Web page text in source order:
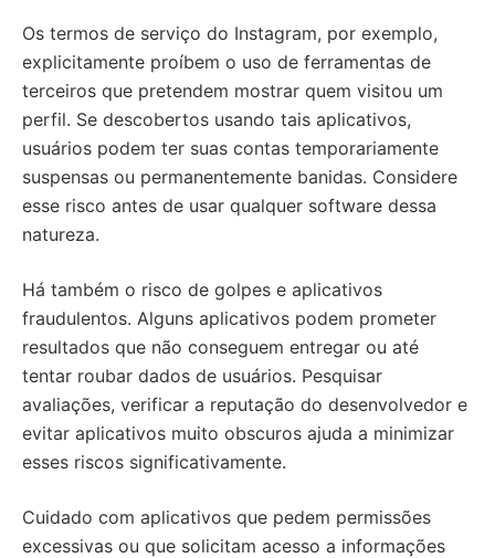
Os termos de serviço do Instagram, por exemplo,
explicitamente proíbem o uso de ferramentas de
terceiros que pretendem mostrar quem visitou um
perfil. Se descobertos usando tais aplicativos,
usuários podem ter suas contas temporariamente
suspensas ou permanentemente banidas. Considere
esse risco antes de usar qualquer software dessa
natureza.
Há também o risco de golpes e aplicativos
fraudulentos. Alguns aplicativos podem prometer
resultados que não conseguem entregar ou até
tentar roubar dados de usuários. Pesquisar
avaliações, verificar a reputação do desenvolvedor e
evitar aplicativos muito obscuros ajuda a minimizar
esses riscos significativamente.
Cuidado com aplicativos que pedem permissões
excessivas ou que solicitam acesso a informações